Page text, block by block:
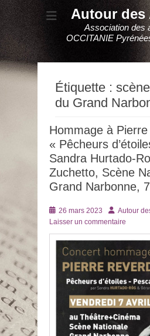
Autour des
Association des
OCCITANIE
Étiquette :
du Grand
Hommage à
« Pêcheurs
Sandra Hurtado-
Zuchetto, Scène
Grand Narbonne,
Posté
le
26 mars 2023 AuteurAutour
Laisser un commentaire